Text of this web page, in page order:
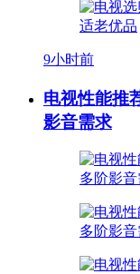
9小时前
电视性能推
影音需求